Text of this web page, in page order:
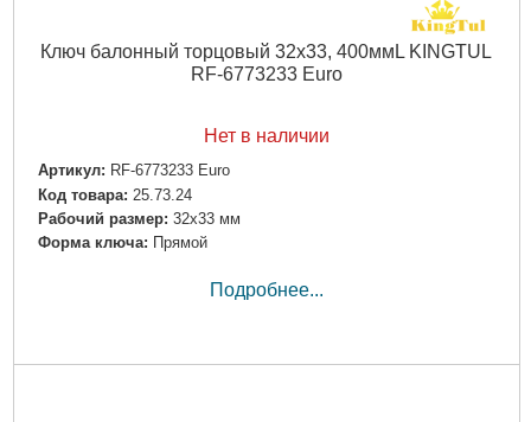
Ключ балонный торцовый 32x33, 400ммL KINGTUL
RF-6773233 Euro
Нет в наличии
Артикул: RF-6773233 Euro
Код товара: 25.73.24
Рабочий размер: 32x33 мм
Форма ключа: Прямой
Подробнее...